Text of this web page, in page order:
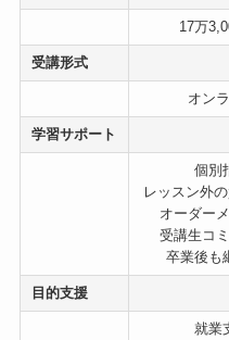
17万
受講形式
オン
学習サポート
個別
レッスン外
オーダー
受講生コ
卒業後も
目的支援
就業